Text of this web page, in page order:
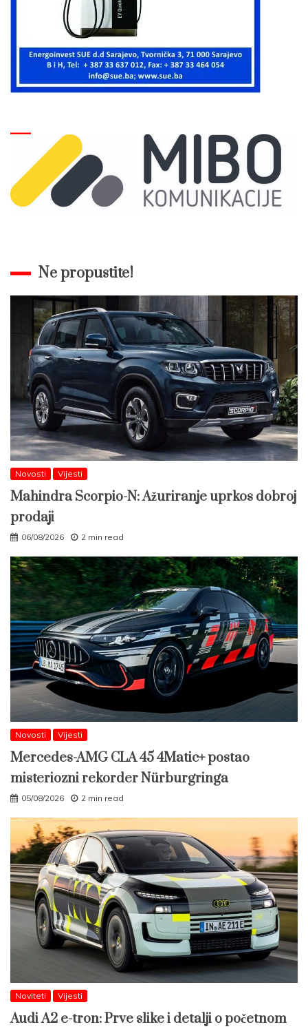
Ne propustite!
Novosti Vijesti
Mahindra Scorpio-N: Ažuriranje uprkos dobroj
prodaji
06/08/2026 2 min read
Novosti Vijesti
Mercedes-AMG CLA 45 4Matic+ postao
misteriozni rekorder Nürburgringa
05/08/2026 2 min read
Noviteti Vijesti
Audi A2 e-tron: Prve slike i detalji o početnom